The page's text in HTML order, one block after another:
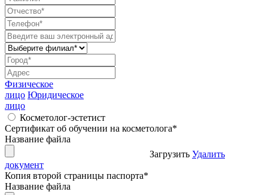
Физическое
лицо Юридическое
лицо
Косметолог-эстетист
Сертификат об обучении на косметолога*
Название файла
Загрузить Удалить
документ
Копия второй страницы паспорта*
Название файла